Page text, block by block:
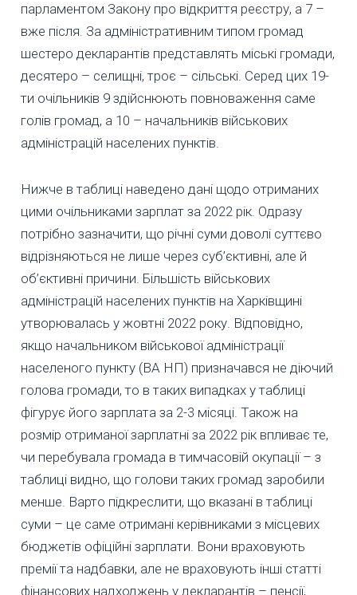
парламентом Закону про відкриття реєстру, а 7 –
вже після. За адміністративним типом громад
шестеро декларантів представлять міські громади,
десятеро – селищні, троє – сільські. Серед цих 19-
ти очільників 9 здійснюють повноваження саме
голів громад, а 10 – начальників військових
адміністрацій населених пунктів.
Нижче в таблиці наведено дані щодо отриманих
цими очільниками зарплат за 2022 рік. Одразу
потрібно зазначити, що річні суми доволі суттєво
відрізняються не лише через суб’єктивні, але й
об’єктивні причини. Більшість військових
адміністрацій населених пунктів на Харківщині
утворювалась у жовтні 2022 року. Відповідно,
якщо начальником військової адміністрації
населеного пункту (ВА НП) призначався не діючий
голова громади, то в таких випадках у таблиці
фігурує його зарплата за 2-3 місяці. Також на
розмір отриманої зарплатні за 2022 рік впливає те,
чи перебувала громада в тимчасовій окупації – з
таблиці видно, що голови таких громад заробили
менше. Варто підкреслити, що вказані в таблиці
суми – це саме отримані керівниками з місцевих
бюджетів офіційні зарплати. Вони враховують
премії та надбавки, але не враховують інші статті
фінансових надходжень у декларантів – пенсії,